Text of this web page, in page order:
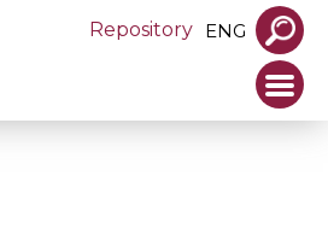
Repository ENG